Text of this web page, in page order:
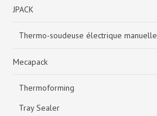
JPACK
Thermo-soudeuse électrique manuelle
Mecapack
Thermoforming
Tray Sealer